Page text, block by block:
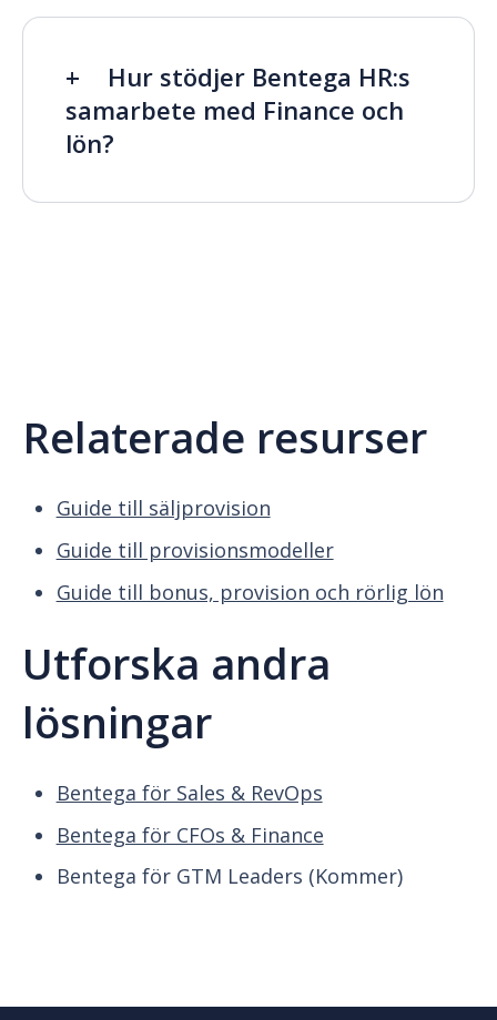
Hur stödjer Bentega HR:s
samarbete med Finance och
lön?
Relaterade resurser
Guide till säljprovision
Guide till provisionsmodeller
Guide till bonus, provision och rörlig lön
Utforska andra
lösningar
Bentega för Sales & RevOps
Bentega för CFOs & Finance
Bentega för GTM Leaders (Kommer)